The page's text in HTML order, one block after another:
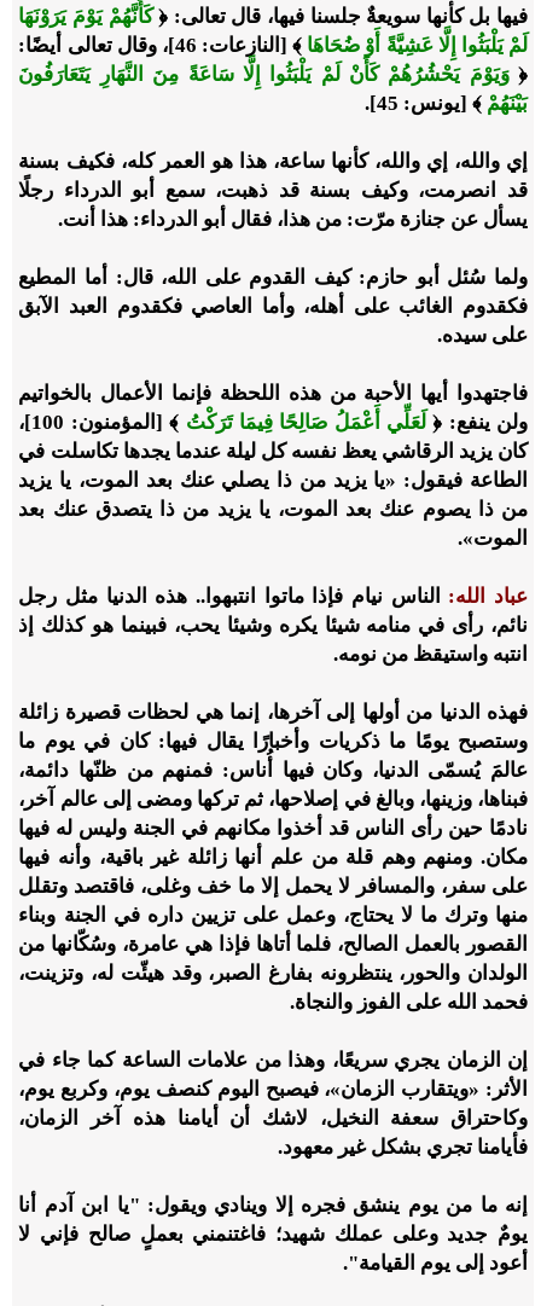
فيها بل كأنها سويعةٌ جلسنا فيها، قال تعالى: ﴿كَأَنَّهُمْ يَوْمَ يَرَوْنَهَا
لَمْ يَلْبَثُوا إِلَّا عَشِيَّةً أَوْ ضُحَاهَا ﴾ [النازعات: 46] ، وقال تعالى أيضًا:
﴿وَيَوْمَ يَحْشُرُهُمْ كَأَنْ لَمْ يَلْبَثُوا إِلَّا سَاعَةً مِنَ النَّهَارِ يَتَعَارَفُونَ
بَيْنَهُمْ ﴾ [يونس: 45] .
إي والله، إي والله، كأنها ساعة، هذا هو العمر كله، فكيف بسنة
قد انصرمت، وكيف بسنة قد ذهبت، سمع أبو الدرداء رجلًا
يسأل عن جنازة مرّت: من هذا، فقال أبو الدرداء: هذا أنت.
ولما سُئل أبو حازم: كيف القدوم على الله، قال: أما المطيع
فكقدوم الغائب على أهله، وأما العاصي فكقدوم العبد الآبق
على سيده.
فاجتهدوا أيها الأحبة من هذه اللحظة فإنما الأعمال بالخواتيم
ولن ينفع: ﴿لَعَلِّي أَعْمَلُ صَالِحًا فِيمَا تَرَكْتُ ﴾ [المؤمنون: 100]
،
كان يزيد الرقاشي يعظ نفسه كل ليلة عندما يجدها تكاسلت في
الطاعة فيقول: «يا يزيد من ذا يصلي عنك بعد الموت، يا يزيد
من ذا يصوم عنك بعد الموت، يا يزيد من ذا يتصدق عنك بعد
الموت».
عباد الله: الناس نيام فإذا ماتوا انتبهوا.. هذه الدنيا مثل رجل
نائم، رأى في منامه شيئا يكره وشيئا يحب، فبينما هو كذلك إذ
انتبه واستيقظ من نومه.
فهذه الدنيا من أولها إلى آخرها، إنما هي لحظات قصيرة زائلة
وستصبح يومًا ما ذكريات وأخبارًا يقال فيها: كان في يوم ما
عالمََ يُسمّى الدنيا، وكان فيها أُناس: فمنهم من ظنّها دائمة،
فبناها، وزينها، وبالغ في إصلاحها، ثم تركها ومضى إلى عالم آخر،
نادمًا حين رأى الناس قد أخذوا مكانهم في الجنة وليس له فيها
مكان. ومنهم وهم قلة من علم أنها زائلة غير باقية، وأنه فيها
على سفر، والمسافر لا يحمل إلا ما خف وغلى، فاقتصد وتقلل
منها وترك ما لا يحتاج، وعمل على تزيين داره في الجنة وبناء
القصور بالعمل الصالح، فلما أتاها فإذا هي عامرة، وسُكّانها من
الولدان والحور، ينتظرونه بفارغ الصبر، وقد هيئّت له، وتزينت،
فحمد الله على الفوز والنجاة.
إن الزمان يجري سريعًا، وهذا من علامات الساعة كما جاء في
الأثر: «ويتقارب الزمان»، فيصبح اليوم كنصف يوم، وكربع يوم،
وكاحتراق سعفة النخيل، لاشك أن أيامنا هذه آخر الزمان،
فأيامنا تجري بشكل غير معهود.
إنه ما من يوم ينشق فجره إلا وينادي ويقول: "يا ابن آدم أنا
يومٌ جديد وعلى عملك شهيد؛ فاغتنمني بعملٍ صالح فإني لا
أعود إلى يوم القيامة".